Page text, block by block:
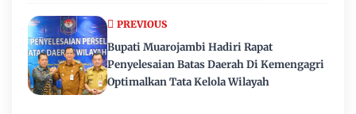
PREVIOUS
Bupati Muarojambi Hadiri Rapat
Penyelesaian Batas Daerah Di Kemengagri
Optimalkan Tata Kelola Wilayah